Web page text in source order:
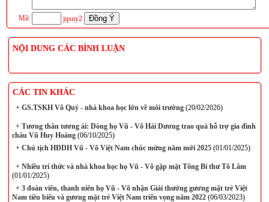
Mã: jqsuy2
NỘI DUNG CÁC BÌNH LUẬN
CÁC TIN KHÁC
+GS.TSKH Võ Quý - nhà khoa học lớn về môi trường(20/02/2026)
+Tương thân tương ái: Dòng họ Vũ - Võ Hải Dương trao quà hỗ trợ gia đình
cháu Vũ Huy Hoàng(06/10/2025)
+Chủ tịch HĐDH Vũ - Võ Việt Nam chúc mừng năm mới 2025(01/01/2025)
+Nhiều trí thức và nhà khoa học họ Vũ - Võ gặp mặt Tổng Bí thư Tô Lâm
(01/01/2025)
+3 đoàn viên, thanh niên họ Vũ - Võ nhận Giải thưởng gương mặt trẻ Việt
Nam tiêu biểu và gương mặt trẻ Việt Nam triển vọng năm 2022(06/03/2023)